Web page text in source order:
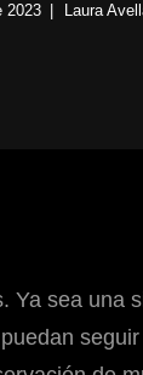
2023 Laura
sea